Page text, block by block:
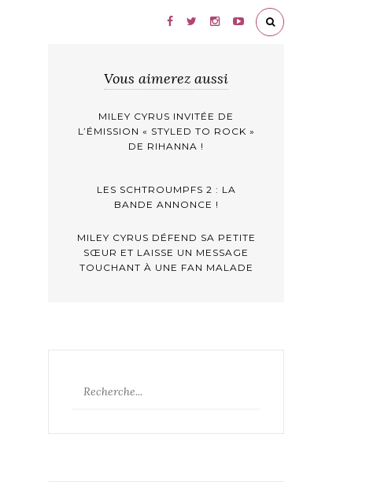
Vous aimerez aussi
MILEY CYRUS INVITÉE DE
L’ÉMISSION « STYLED TO ROCK »
DE RIHANNA !
LES SCHTROUMPFS 2 : LA
BANDE ANNONCE !
MILEY CYRUS DÉFEND SA PETITE
SŒUR ET LAISSE UN MESSAGE
TOUCHANT À UNE FAN MALADE